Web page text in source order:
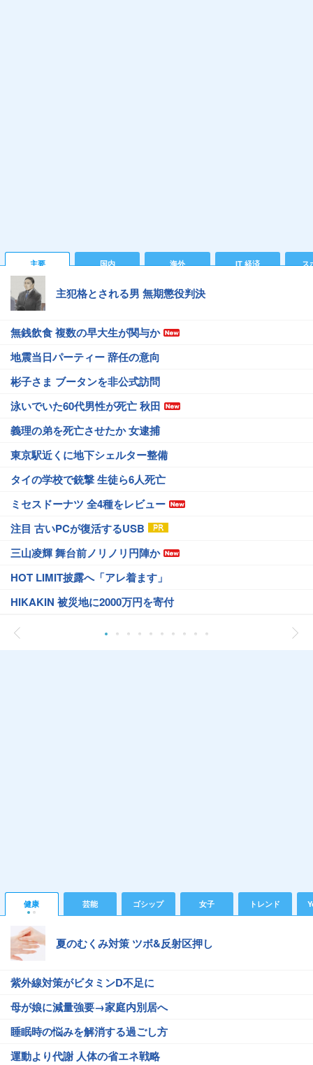
主要 国内 海外 IT 経済 ス
主犯格とされる男 無期懲役判決
無銭飲食 複数の早大生が関与か
地震当日パーティー 辞任の意向
彬子さま ブータンを非公式訪問
泳いでいた60代男性が死亡 秋田
義理の弟を死亡させたか 女逮捕
東京駅近くに地下シェルター整備
タイの学校で銃撃 生徒ら6人死亡
ミセスドーナツ 全4種をレビュー
注目 古いPCが復活するUSB
三山凌輝 舞台前ノリノリ円陣か
HOT LIMIT披露へ「アレ着ます」
HIKAKIN 被災地に2000万円を寄付
健康 芸能 ゴシップ 女子 トレンド
夏のむくみ対策 ツボ&反射区押し
紫外線対策がビタミンD不足に
母が娘に減量強要→家庭内別居へ
睡眠時の悩みを解消する過ごし方
運動より代謝 人体の省エネ戦略